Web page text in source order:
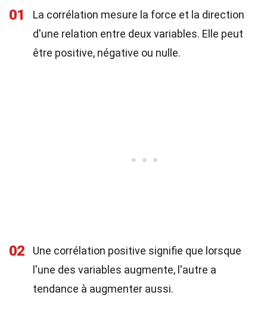
01
La corrélation mesure la force et la direction
d'une relation entre deux variables. Elle peut
être positive, négative ou nulle.
02
Une corrélation positive signifie que lorsque
l'une des variables augmente, l'autre a
tendance à augmenter aussi.